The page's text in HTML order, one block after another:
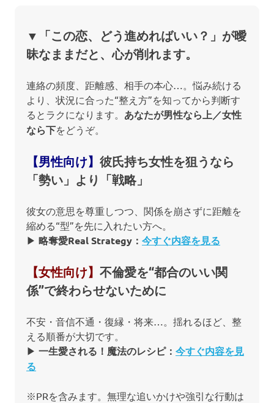
▼
「この恋、どう進めればいい？」が曖
昧なままだと、心が削れます。
連絡の頻度、距離感、相手の本心…。悩み続ける
より、状況に合った“整え方”を知ってから判断す
るとラクになります。 あなたが男性なら上／女性
なら下をどうぞ。
【男性向け】 彼氏持ち女性を狙うなら
「勢い」より「戦略」
彼女の意思を尊重しつつ、関係を崩さずに距離を
縮める“型”を先に入れたい方へ。
▶︎ 略奪愛Real Strategy： 今すぐ内容を見る
【女性向け】 不倫愛を“都合のいい関
係”で終わらせないために
不安・音信不通・復縁・将来…。揺れるほど、整
える順番が大切です。
▶︎ 一生愛される！魔法のレシピ： 今すぐ内容を見
る
※PRを含みます。無理な追いかけや強引な行動は